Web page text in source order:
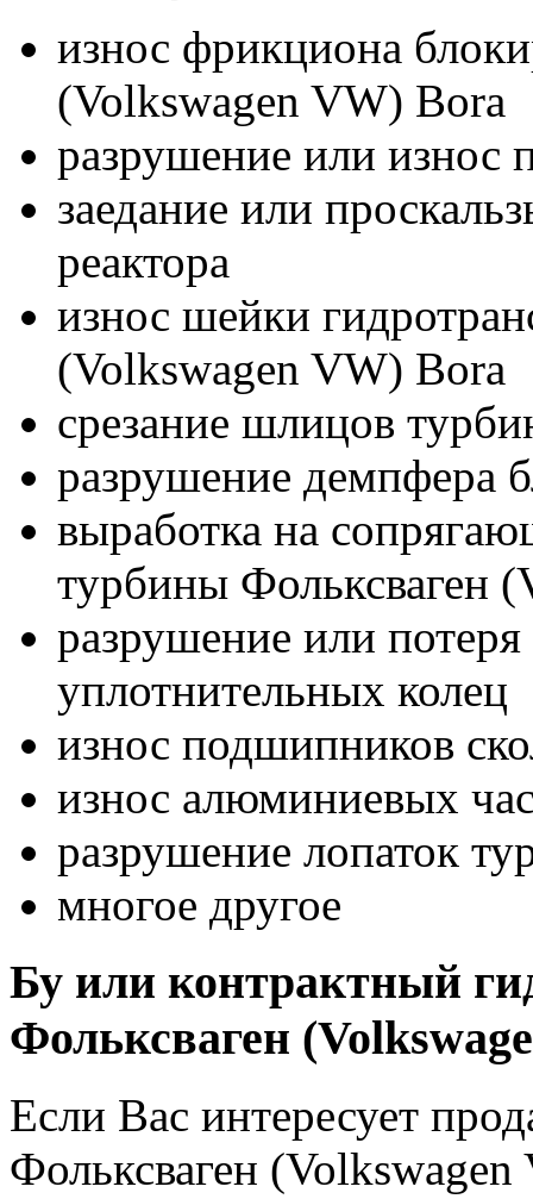
износ фрикциона
(Volkswagen VW) Bora
разрушение или износ
заедание или
реактора
износ шейки
(Volkswagen VW) Bora
срезание шлицов
разрушение демпфера
выработка на
турбины Фольксваген
разрушение или
уплотнительных колец
износ подшипников
износ алюминиевых
разрушение лопаток
многое другое
Бу или контрактный
Фольксваген
Если Вас интересует
Фольксваген